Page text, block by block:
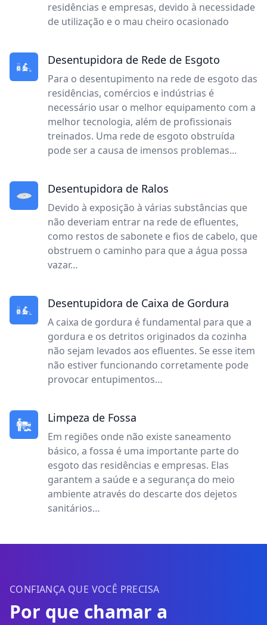
residências e empresas, devido à necessidade
de utilização e o mau cheiro ocasionado
Desentupidora de Rede de Esgoto
Para o desentupimento na rede de esgoto das
residências, comércios e indústrias é
necessário usar o melhor equipamento com a
melhor tecnologia, além de profissionais
treinados. Uma rede de esgoto obstruída
pode ser a causa de imensos problemas...
Desentupidora de Ralos
Devido à exposição à várias substâncias que
não deveriam entrar na rede de efluentes,
como restos de sabonete e fios de cabelo, que
obstruem o caminho para que a água possa
vazar…
Desentupidora de Caixa de Gordura
A caixa de gordura é fundamental para que a
gordura e os detritos originados da cozinha
não sejam levados aos efluentes. Se esse item
não estiver funcionando corretamente pode
provocar entupimentos…
Limpeza de Fossa
Em regiões onde não existe saneamento
básico, a fossa é uma importante parte do
esgoto das residências e empresas. Elas
garantem a saúde e a segurança do meio
ambiente através do descarte dos dejetos
sanitários…
CONFIANÇA QUE VOCÊ PRECISA
Por que chamar a